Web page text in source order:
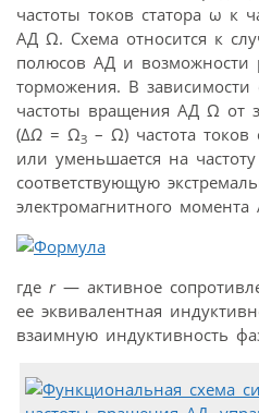
частоты токов статора ω к
АД Ω. Схема относится к
полюсов АД и возможности
торможения. В зависимости
частоты вращения АД Ω от
(ΔΩ = ΩЗ – Ω) частота токов
или уменьшается на
соответствующую
электромагнитного момента
где r— активное
ее эквивалентная
взаимную индуктивность